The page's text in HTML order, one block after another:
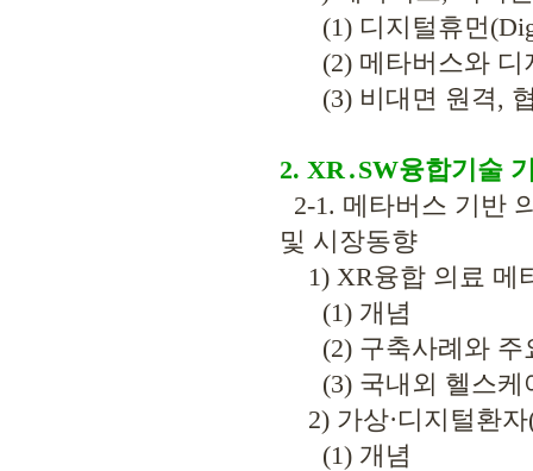
(1) 디지털휴먼
(2) 메타버스와 디
(3) 비대면 원격, 협
2. XR․SW융합기술
2-1. 메타버스 기반
및 시장동향
1) XR융합 의료 메
(1) 개념
(2) 구축사례와 주
(3) 국내외 헬스케
2) 가상·디지털환자
(1) 개념